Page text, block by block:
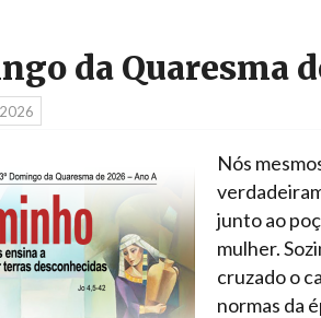
da Quaresma
Nós
junto ao
mulher.
cruzado o
normas da